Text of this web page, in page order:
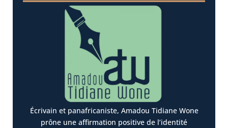
Écrivain et panafricaniste, Amadou Tidiane Wone
prône une affirmation positive de l’identité